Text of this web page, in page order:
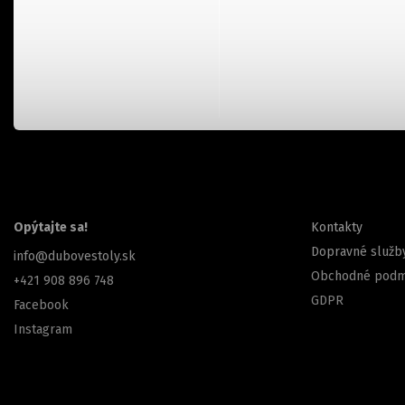
Opýtajte sa!
info@dubovestoly.sk
+421 908 896 748
Facebook
Instagram
Kontakty
Dopravné
Obchodné
GDPR